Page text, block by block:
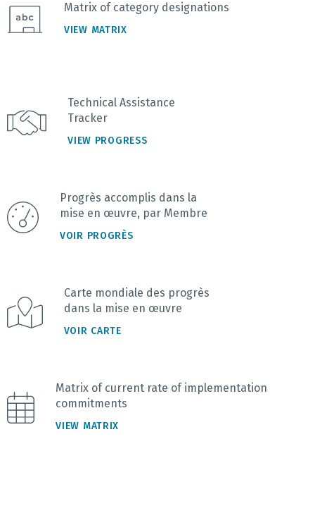
Matrix of category designations
VIEW MATRIX
Technical Assistance
Tracker
VIEW PROGRESS
Progrès accomplis dans la
mise en œuvre, par Membre
VOIR PROGRÈS
Carte mondiale des progrès
dans la mise en œuvre
VOIR CARTE
Matrix of current rate of implementation
commitments
VIEW MATRIX